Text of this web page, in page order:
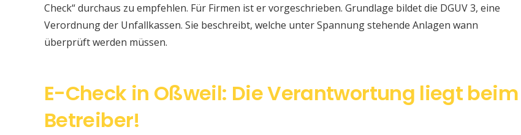
Check“ durchaus zu empfehlen. Für Firmen ist er vorgeschrieben. Grundlage bildet die DGUV 3, eine
Verordnung der Unfallkassen. Sie beschreibt, welche unter Spannung stehende Anlagen wann
überprüft werden müssen.
E-Check in Oßweil: Die Verantwortung liegt beim
Betreiber!